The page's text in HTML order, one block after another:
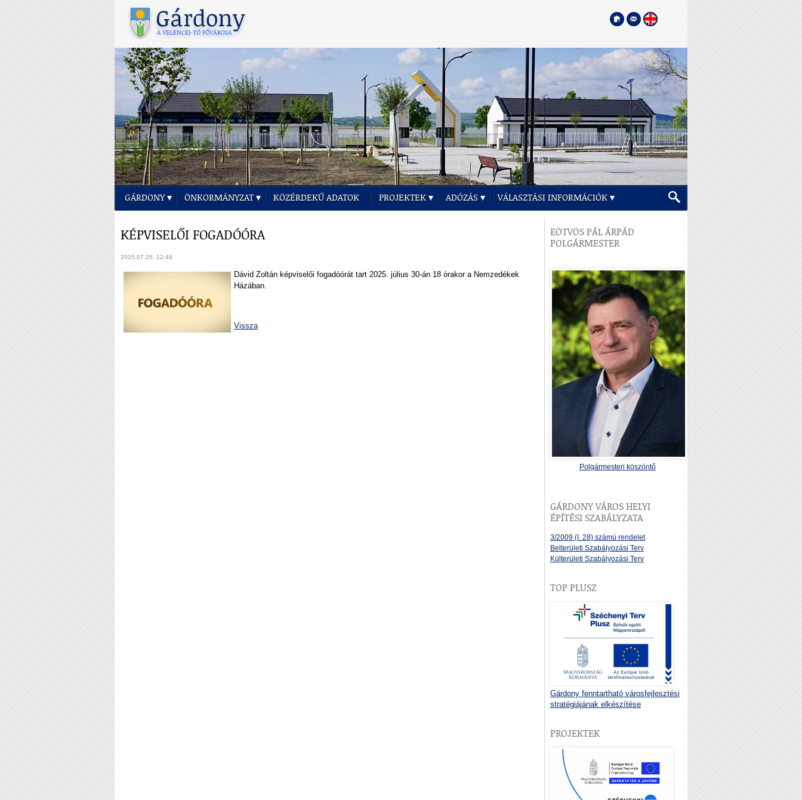
GÁRDONY ÖNKORMÁNYZAT KÖZÉRDEKŰ ADATOK PROJEKTEK ADÓZÁS VÁLASZTÁSI INFORMÁCIÓK
KÉPVISELŐI FOGADÓÓRA
2025.07.25. 12:48
Dávid Zoltán képviselői fogadóórát tart 2025. július 30-án 18 órakor a Nemzedékek
Házában.
Vissza
EÖTVÖS PÁL ÁRPÁD
POLGÁRMESTER
Polgármesteri köszöntő
GÁRDONY VÁROS HELYI
ÉPÍTÉSI SZABÁLYZATA
3/2009 (I. 28) számú rendelet
Belterületi Szabályozási Terv
Külterületi Szabályozási Terv
TOP PLUSZ
Gárdony fenntartható városfejlesztési
stratégiájának elkészítése
PROJEKTEK